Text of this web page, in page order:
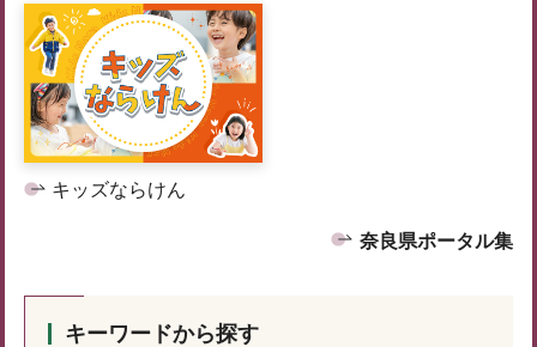
キッズならけん
奈良県ポータル集
キーワードから探す